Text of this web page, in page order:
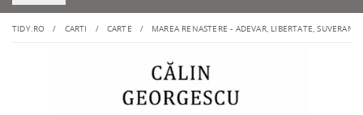
TIDY.RO CARTI CARTE MAREA RENASTERE - ADEVAR, LIBERTATE,